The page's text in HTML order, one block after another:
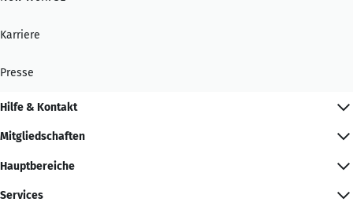
Karriere
Presse
Hilfe & Kontakt
Mitgliedschaften
Hauptbereiche
Services